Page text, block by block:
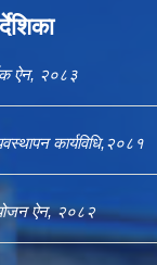
ऐन, २०८३
कार्यविधि,२०८१
ऐन, २०८२